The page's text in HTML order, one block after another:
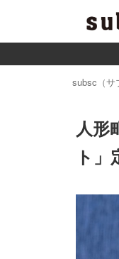
subsc（サ
人形
ト